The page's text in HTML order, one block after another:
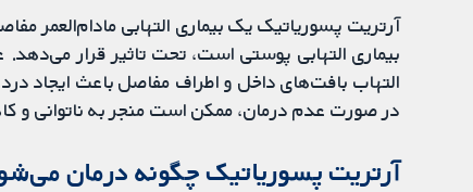
آرتریت پسوریاتیک یک بیماری التهابی مادام‌العمر
بیماری التهابی پوستی است، تحت تاثیر قرار
التهاب بافت‌های داخل و اطراف مفاصل باعث ایجاد
در صورت عدم درمان، ممکن است منجر به ناتوانی و
آرتریت پسوریاتیک چگونه درمان